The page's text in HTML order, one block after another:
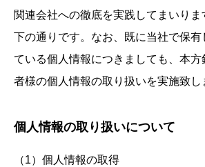
関連会社への徹底を実践してまいりま
下の通りです。なお、既に当社で保有
ている個人情報につきましても、本方
者様の個人情報の取り扱いを実施致し
個人情報の取り扱いについて
（1）個人情報の取得